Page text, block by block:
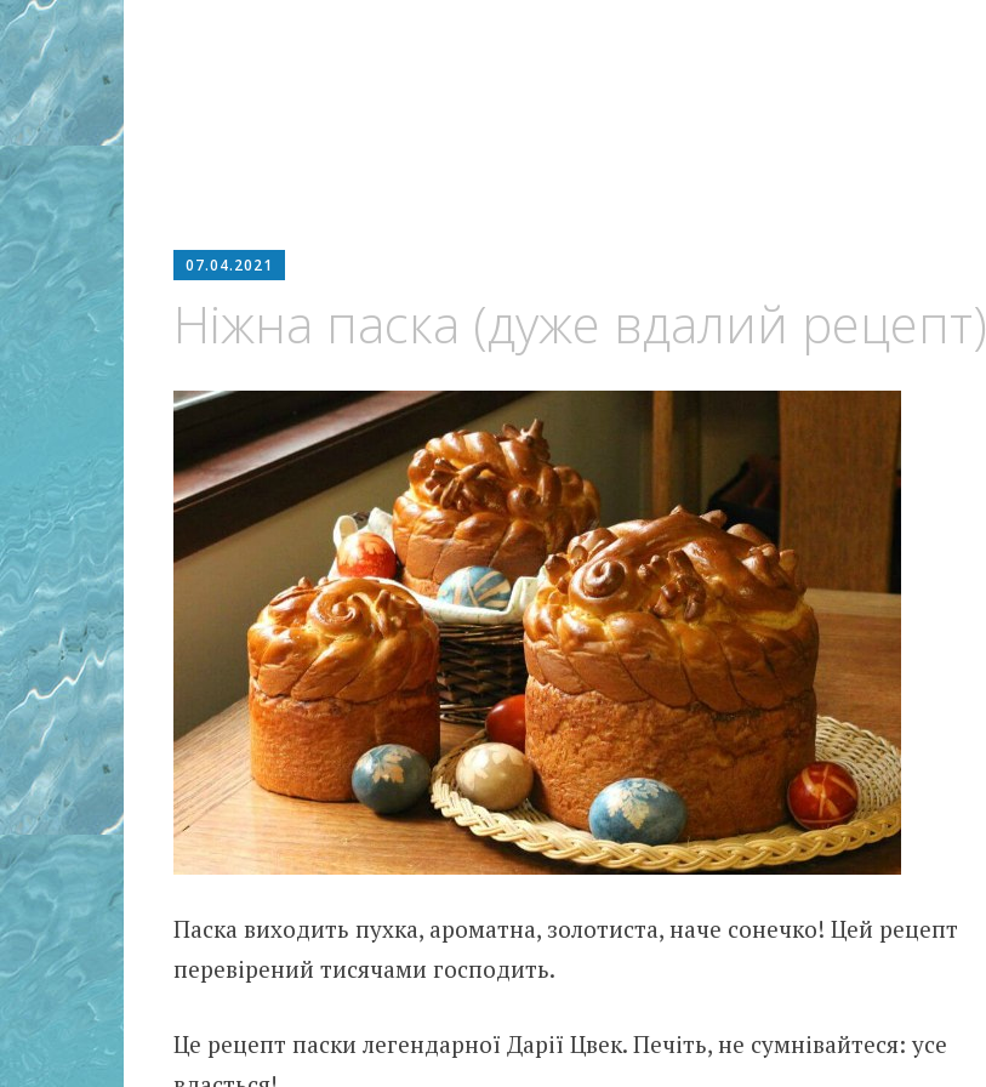
07.04.2021
Ніжна паска (дуже вдалий рецепт)
Паска виходить пухка, ароматна, золотиста, наче сонечко! Цей рецепт
перевірений тисячами господить.
Це рецепт паски легендарної Дарії Цвек. Печіть, не сумнівайтеся: усе